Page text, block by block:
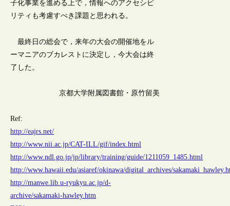
子化事業を進める上で，情報へのアクセシビ
リティも考慮すべき課題と思われる。
最終日の総会で，来年の大会の開催地をル
ーマニアのブカレストに決定し，今大会は終
了した。
京都大学附属図書館・原竹留美
Ref:
http://eajrs.net/
http://www.nii.ac.jp/CAT-ILL/gif/index.html
http://www.ndl.go.jp/jp/library/training/guide/1211059_1485.html
http://www.hawaii.edu/asiaref/okinawa/digital_archives/
http://manwe.lib.u-ryukyu.ac.jp/d-
archive/sakamaki-hawley.htm